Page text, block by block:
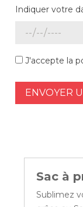
Indiquer votre
J'accepte la
ENVOYER
Sac à
Sublimez